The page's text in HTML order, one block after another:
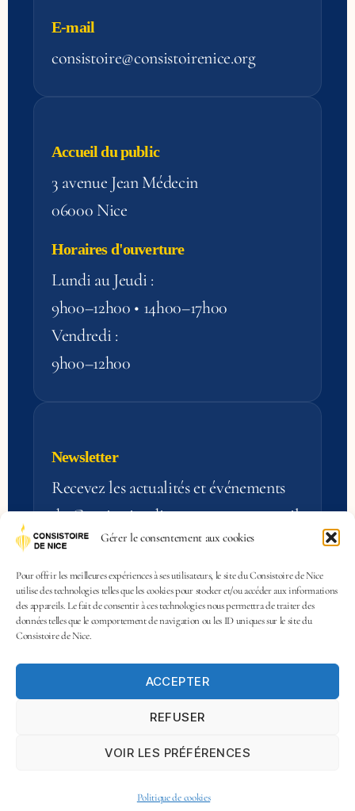
Gérer le consentement aux cookies
Pour offrir les meilleures expériences à ses utilisateurs, le site du Consistoire de Nice
utilise des technologies telles que les cookies pour stocker et/ou accéder aux informations
des appareils. Le fait de consentir à ces technologies nous permettra de traiter des
données telles que le comportement de navigation ou les ID uniques sur le site du
Consistoire de Nice.
ACCEPTER
REFUSER
VOIR LES PRÉFÉRENCES
Politique de cookies
E-mail
consistoire@consistoirenice.org
Accueil du public
3 avenue Jean Médecin
06000 Nice
Horaires d'ouverture
Lundi au Jeudi :
9h00–12h00 • 14h00–17h00
Vendredi :
9h00–12h00
Newsletter
Recevez les actualités et événements
du Consistoire directement par e‑mail.
S'inscrire
© 2026 Consistoire de Nice — Tous droits
Mentions légalesPolitique de confidentialité